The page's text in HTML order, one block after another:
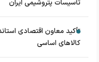
تأسیسات پتروشیمی ایران
تأکید معاون اقتصادی
کالاهای اساسی